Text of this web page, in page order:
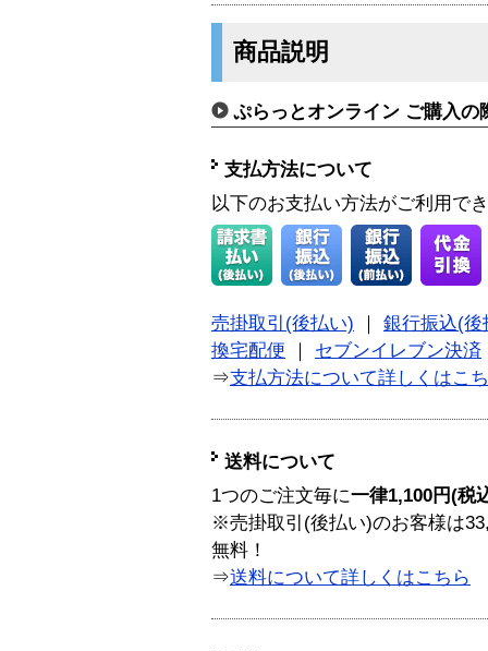
商品説明
ぷらっとオンライン ご購入の
支払方法について
以下のお支払い方法がご利用で
売掛取引(後払い)
銀行振込(後
換宅配便
セブンイレブン決済
⇒支払方法について詳しくはこ
送料について
1つのご注文毎に一律1,100円(税
※売掛取引(後払い)のお客様は
無料！
⇒送料について詳しくはこちら